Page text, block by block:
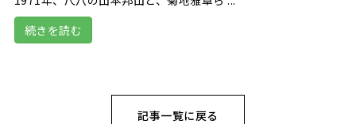
続きを読む
記事一覧に戻る